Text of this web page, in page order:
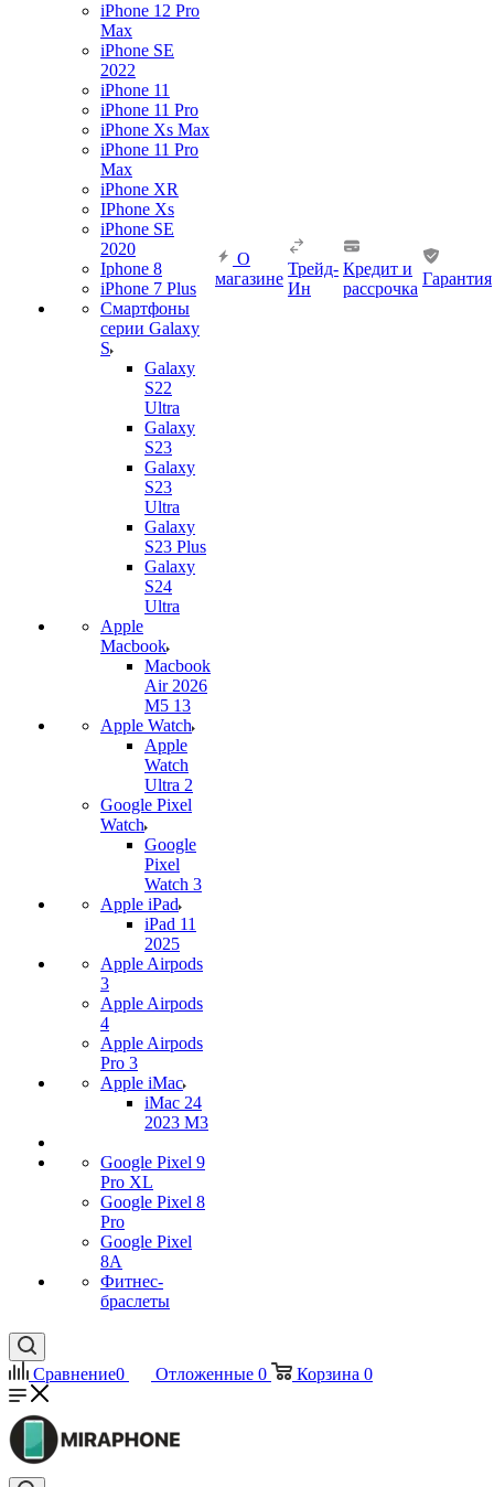
iPhone 12 Pro
Max
iPhone SE
2022
iPhone 11
iPhone 11 Pro
iPhone Xs Max
iPhone 11 Pro
Max
iPhone XR
IPhone Xs
iPhone SE
2020
Iphone 8
iPhone 7 Plus
Смартфоны
серии Galaxy
S
Galaxy
S22
Ultra
Galaxy
S23
Galaxy
S23
Ultra
Galaxy
S23 Plus
Galaxy
S24
Ultra
Apple
Macbook
Macbook
Air 2026
M5 13
Apple Watch
Apple
Watch
Ultra 2
Google Pixel
Watch
Google
Pixel
Watch 3
Apple iPad
iPad 11
2025
Apple Airpods
3
Apple Airpods
4
Apple Airpods
Pro 3
Apple iMac
iMac 24
2023 M3
Google Pixel 9
Pro XL
Google Pixel 8
Pro
Google Pixel
8A
Фитнес-
браслеты
О
магазине
Трейд-
Ин
Кредит и
рассрочка
Гарантия
Сравнение0 Отложенные 0 Корзина 0